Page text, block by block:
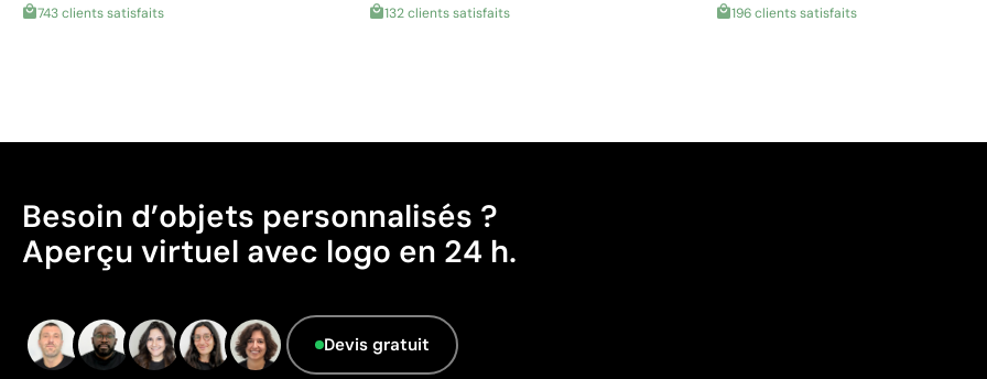
743 clients satisfaits
132 clients satisfaits
196 clients satisfaits
Besoin d’objets personnalisés ?
Aperçu virtuel avec logo en 24 h.
Devis gratuit